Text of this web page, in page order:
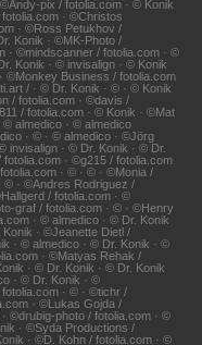
pix / fotolia.com · © Konik
· ©Christos
· ©Ross Petukhov /
Konik · ©MK-Photo /
· ©mindscanner / fotolia.com · ©
Konik · © invisalign · © Konik
©Monkey Business / fotolia.com
/ · © Dr. Konik · © · © Konik
/ fotolia.com · ©davis /
/ fotolia.com · © Konik · ©Mat
© almedico · © almedico
· © · © almedico · ©Jörg
invisalign · © Dr. Konik · © Dr.
· ©g215 / fotolia.com
· © · © · ©Monia /
© · ©Andres Rodriguez /
/ fotolia.com · ©
graf / fotolia.com · © · ©Henry
· © almedico · © Dr. Konik
· ©Jeanette Dietl /
· © almedico · © Dr. Konik · ©
· ©Matyas Rehak /
· © Dr. Konik · © Dr. Konik
· © Dr. Konik · ©
· © · ©tichr /
· ©Lukas Gojda /
©drubig-photo / fotolia.com · ©
· ©Syda Productions /
· ©D. Kohn / fotolia.com · ©